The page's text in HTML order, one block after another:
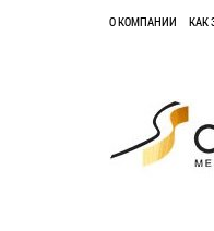
О КОМПАНИИ КАК